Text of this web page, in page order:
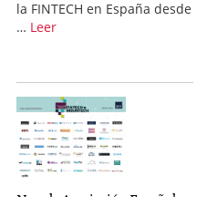
la FINTECH en España desde
… Leer